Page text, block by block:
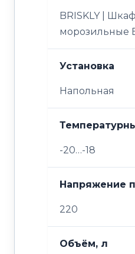
BRISKLY |
морозильные
Установка
Напольная
-20…-18
Напряжение
220
Объём, л